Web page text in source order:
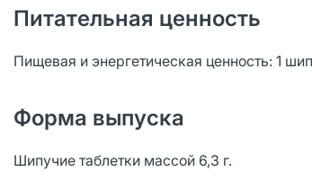
Питательная ценность
Пищевая и энергетическая ценность: 1
Форма выпуска
Шипучие таблетки массой 6,3 г.